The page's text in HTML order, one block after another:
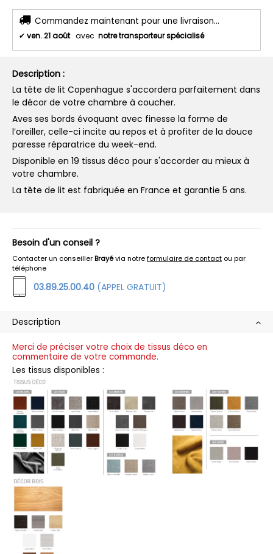
Commandez maintenant pour une livraison...
✔ ven. 21 août avec notre transporteur spécialisé
Description :
La tête de lit Copenhague s'accordera parfaitement dans
le décor de votre chambre à coucher.
Aves ses bords évoquant avec finesse la forme de
l’oreiller, celle-ci incite au repos et à profiter de la douce
paresse réparatrice du week-end.
Disponible en 19 tissus déco pour s'accorder au mieux à
votre chambre.
La tête de lit est fabriquée en France et garantie 5 ans.
Besoin d'un conseil ?
Contacter un conseillerBrayévia notreformulaire de contact ou par
téléphone
03.89.25.00.40 (APPEL GRATUIT)
Description
Merci de préciser votre choix de tissus déco en
commentaire de votre commande.
Les tissus disponibles :